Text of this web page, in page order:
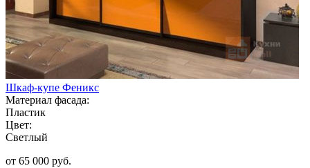
Шкаф-купе Феникс
Материал фасада:
Пластик
Цвет:
Светлый
от 65 000 руб.